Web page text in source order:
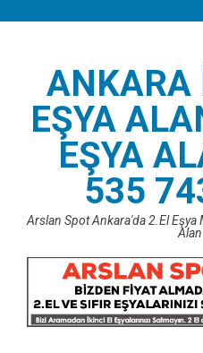
ANKARA
EŞYA
EŞYA
535
Arslan Spot Ankara'da 2.El Eşya